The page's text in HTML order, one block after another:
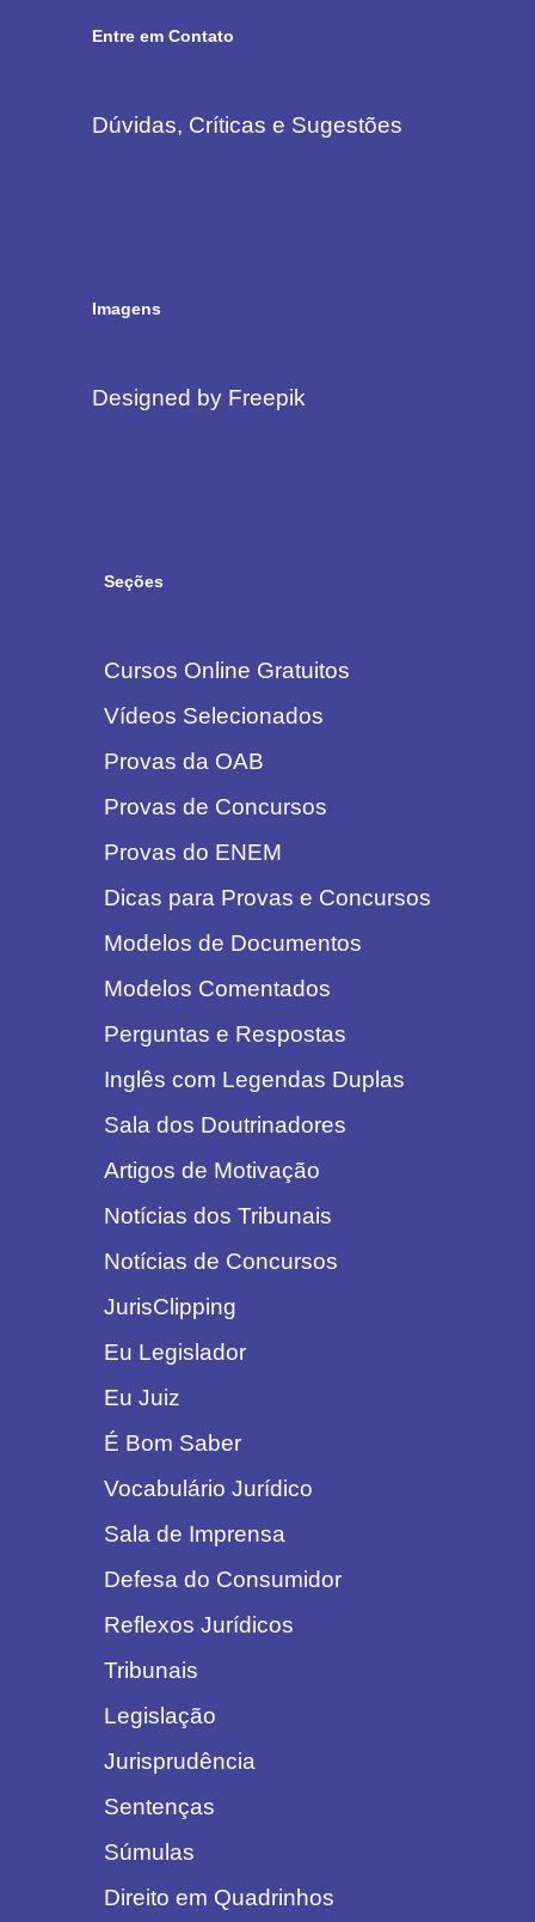
Entre em Contato
Dúvidas, Críticas e Sugestões
Imagens
Designed by Freepik
Seções
Cursos Online Gratuitos
Vídeos Selecionados
Provas da OAB
Provas de Concursos
Provas do ENEM
Dicas para Provas e Concursos
Modelos de Documentos
Modelos Comentados
Perguntas e Respostas
Inglês com Legendas Duplas
Sala dos Doutrinadores
Artigos de Motivação
Notícias dos Tribunais
Notícias de Concursos
JurisClipping
Eu Legislador
Eu Juiz
É Bom Saber
Vocabulário Jurídico
Sala de Imprensa
Defesa do Consumidor
Reflexos Jurídicos
Tribunais
Legislação
Jurisprudência
Sentenças
Súmulas
Direito em Quadrinhos